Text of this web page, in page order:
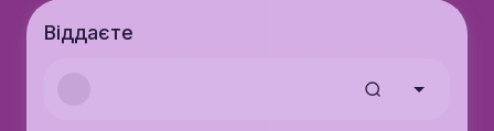
Віддаєте